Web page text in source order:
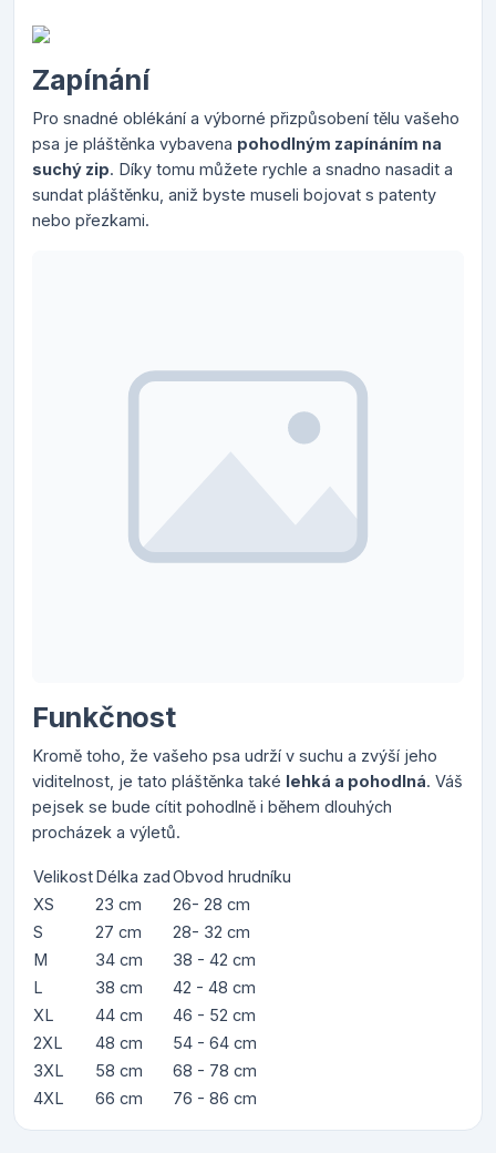
Zapínání
Pro snadné oblékání a výborné přizpůsobení tělu vašeho
psa je pláštěnka vybavena pohodlným zapínáním na
suchý zip. Díky tomu můžete rychle a snadno nasadit a
sundat pláštěnku, aniž byste museli bojovat s patenty
nebo přezkami.
Funkčnost
Kromě toho, že vašeho psa udrží v suchu a zvýší jeho
viditelnost, je tato pláštěnka také lehká a pohodlná. Váš
pejsek se bude cítit pohodlně i během dlouhých
procházek a výletů.
VelikostDélka zadObvod hrudníku
XS
23 cm
26- 28 cm
S
27 cm
28- 32 cm
M
34 cm
38 - 42 cm
L
38 cm
42 - 48 cm
XL
44 cm
46 - 52 cm
2XL
48 cm
54 - 64 cm
3XL
58 cm
68 - 78 cm
4XL
66 cm 76 - 86 cm